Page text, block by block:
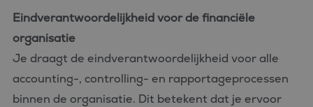
Eindverantwoordelijkheid voor de financiële
organisatie
Je draagt de eindverantwoordelijkheid voor alle
accounting-, controlling- en rapportageprocessen
binnen de organisatie. Dit betekent dat je ervoor